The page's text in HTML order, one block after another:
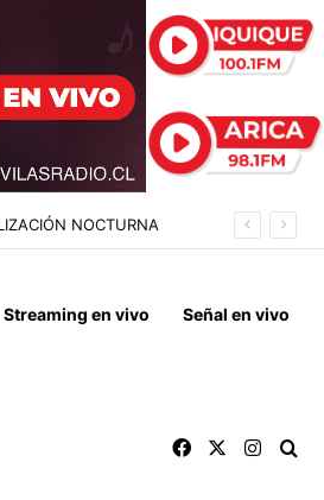
DE ACOPIO
Streaming en vivo Señal en vivo
Facebook